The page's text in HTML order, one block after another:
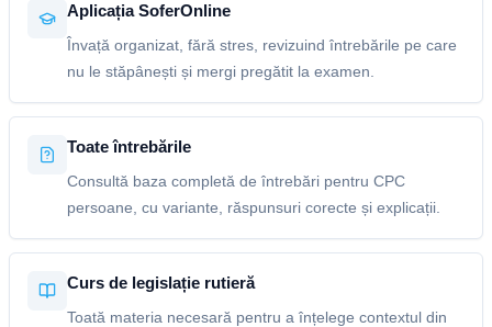
Aplicația SoferOnline
Învață organizat, fără stres, revizuind întrebările pe care
nu le stăpânești și mergi pregătit la examen.
Toate întrebările
Consultă baza completă de întrebări pentru CPC
persoane, cu variante, răspunsuri corecte și explicații.
Curs de legislație rutieră
Toată materia necesară pentru a înțelege contextul din